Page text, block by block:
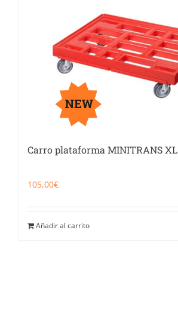
Carro plataforma MINITRANS XL
105,00€
Añadir al carrito